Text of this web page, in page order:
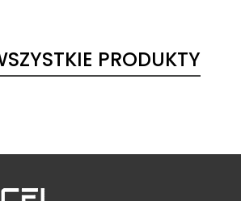
PRODUKTY